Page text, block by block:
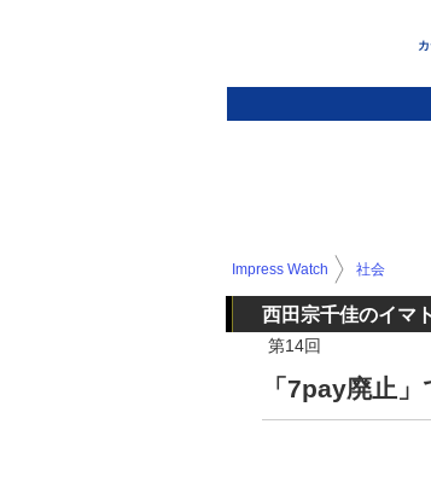
Impress Watch 社会
西田宗千佳のイマ
第14回
「7pay廃止